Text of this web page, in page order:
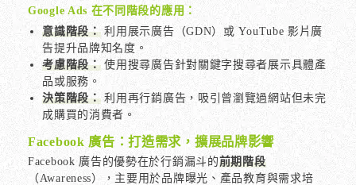
Google Ads 在不同階段的應用：
意識階段：利用展示廣告（GDN）或 YouTube 影片廣
告提升品牌知名度。
考慮階段：使用搜尋廣告針對關鍵字搜尋者展示具體產
品或服務。
決策階段：利用再行銷廣告，吸引曾瀏覽過網站但未完
成購買的消費者。
Facebook 廣告：打造需求，擴展品牌影響
Facebook 廣告的優勢在於行銷漏斗的前期階段
（Awareness），主要用於品牌曝光、產品教育與需求培